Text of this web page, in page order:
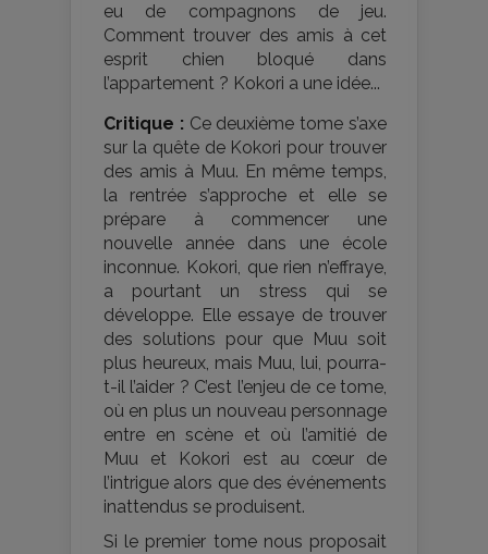
eu de compagnons de jeu.
Comment trouver des amis à cet
esprit chien bloqué dans
l’appartement ? Kokori a une idée...
Critique : Ce deuxième tome s’axe
sur la quête de Kokori pour trouver
des amis à Muu. En même temps,
la rentrée s’approche et elle se
prépare à commencer une
nouvelle année dans une école
inconnue. Kokori, que rien n’effraye,
a pourtant un stress qui se
développe. Elle essaye de trouver
des solutions pour que Muu soit
plus heureux, mais Muu, lui, pourra-
t-il l’aider ? C’est l’enjeu de ce tome,
où en plus un nouveau personnage
entre en scène et où l’amitié de
Muu et Kokori est au cœur de
l’intrigue alors que des événements
inattendus se produisent.
Si le premier tome nous proposait